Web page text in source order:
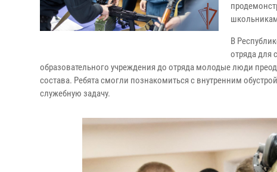
В
отряда для
образовательного учреждения до отряда молодые люди
состава. Ребята смогли познакомиться с внутренним
служебную задачу.